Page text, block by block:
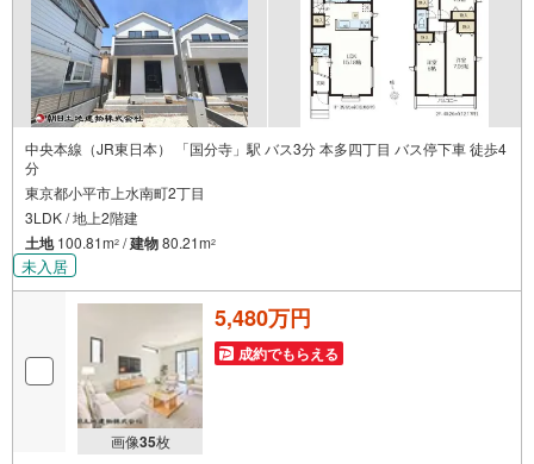
中央本線（JR東日本） 「国分寺」駅 バス3分 本多四丁目 バス停下車 徒歩4
分
東京都小平市上水南町2丁目
3LDK / 地上2階建
土地100.81m2 /建物80.21m2
未入居
画像35枚
5,480万円
成約でもらえる